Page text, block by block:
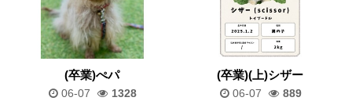
(卒業)ぺパ
06-07 1328
(卒業)(上)シザー
06-07 889